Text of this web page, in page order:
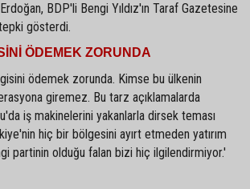
BDP'li Bengi Yıldız'ın Taraf Gazetesine
tepki gösterdi.
ÖDEMEK ZORUNDA
ödemek zorunda. Kimse bu ülkenin
giremez. Bu tarz açıklamalarda
iş makinelerini yakanlarla dirsek teması
hiç bir bölgesini ayırt etmeden yatırım
partinin olduğu falan bizi hiç ilgilendirmiyor.'